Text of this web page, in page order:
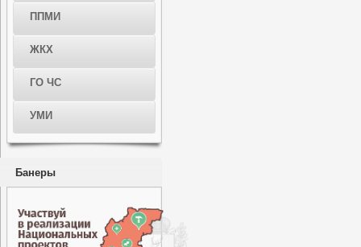
ППМИ
ЖКХ
ГО ЧС
УМИ
Банеры